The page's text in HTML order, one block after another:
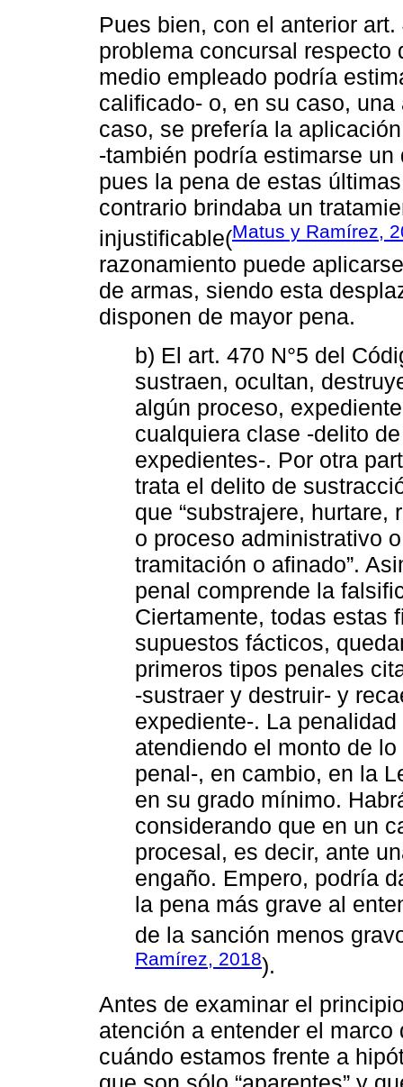
Pues bien, con el anterior
problema concursal
medio empleado podría
calificado- o, en su caso,
caso, se prefería la
-también podría estimarse
pues la pena de estas
contrario brindaba un
injustificable(Matus y Ramírez,
razonamiento puede
de armas, siendo esta
disponen de mayor pena.
b) El art. 470 N°5 del
sustraen, ocultan,
algún proceso,
cualquiera clase -delito
expedientes-. Por otra
trata el delito de
que “substrajere, hurtare,
o proceso administrativo
tramitación o afinado”.
penal comprende la
Ciertamente, todas estas
supuestos fácticos,
primeros tipos penales
-sustraer y destruir- y
expediente-. La
atendiendo el monto de
penal-, en cambio, en la
en su grado mínimo.
considerando que en un
procesal, es decir, ante
engaño. Empero, podría
la pena más grave al
de la sanción menos
Ramírez, 2018).
Antes de examinar el
atención a entender el
cuándo estamos frente a